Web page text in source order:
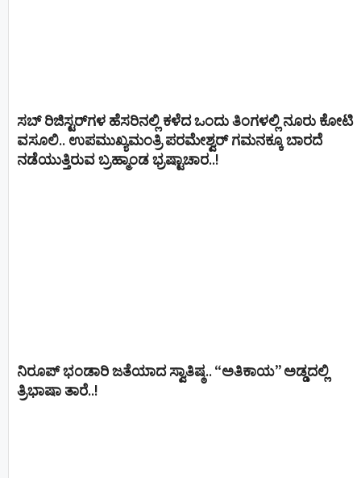
ಸಬ್ ರಿಜಿಸ್ಟರ್​ಗಳ ಹೆಸರಿನಲ್ಲಿ ಕಳೆದ ಒಂದು ತಿಂಗಳಲ್ಲಿ ನೂರು ಕೋಟಿ
ವಸೂಲಿ.. ಉಪಮುಖ್ಯಮಂತ್ರಿ ಪರಮೇಶ್ವರ್​ ಗಮನಕ್ಕೂ ಬಾರದೆ
ನಡೆಯುತ್ತಿರುವ ಬ್ರಹ್ಮಾಂಡ ಭ್ರಷ್ಟಾಚಾರ..!
ನಿರೂಪ್ ಭಂಡಾರಿ ಜತೆಯಾದ ಸ್ವಾತಿಷ್ಠ.. “ಅತಿಕಾಯ” ಅಡ್ಡದಲ್ಲಿ
ತ್ರಿಭಾಷಾ ತಾರೆ..!